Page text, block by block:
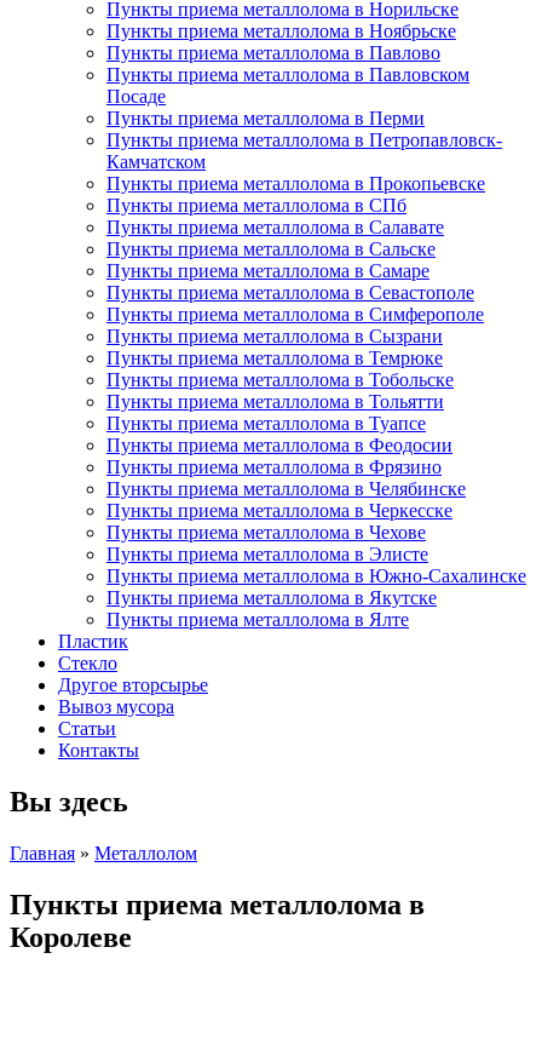
Пункты приема металлолома в Норильске
Пункты приема металлолома в Ноябрьске
Пункты приема металлолома в Павлово
Пункты приема металлолома в Павловском
Посаде
Пункты приема металлолома в Перми
Пункты приема металлолома в Петропавловск-
Камчатском
Пункты приема металлолома в Прокопьевске
Пункты приема металлолома в СПб
Пункты приема металлолома в Салавате
Пункты приема металлолома в Сальске
Пункты приема металлолома в Самаре
Пункты приема металлолома в Севастополе
Пункты приема металлолома в Симферополе
Пункты приема металлолома в Сызрани
Пункты приема металлолома в Темрюке
Пункты приема металлолома в Тобольске
Пункты приема металлолома в Тольятти
Пункты приема металлолома в Туапсе
Пункты приема металлолома в Феодосии
Пункты приема металлолома в Фрязино
Пункты приема металлолома в Челябинске
Пункты приема металлолома в Черкесске
Пункты приема металлолома в Чехове
Пункты приема металлолома в Элисте
Пункты приема металлолома в Южно-Сахалинске
Пункты приема металлолома в Якутске
Пункты приема металлолома в Ялте
Пластик
Стекло
Другое вторсырье
Вывоз мусора
Статьи
Контакты
Вы здесь
Главная » Металлолом
Пункты приема металлолома в
Королеве